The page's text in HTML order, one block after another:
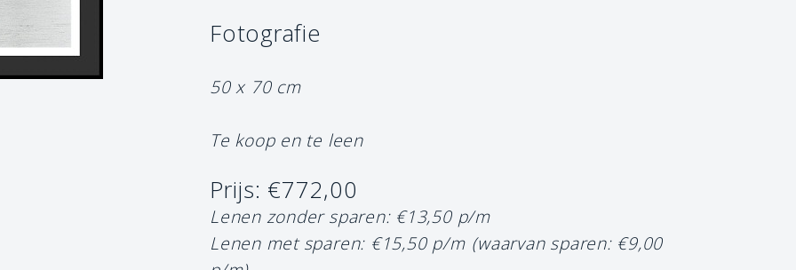
Fotografie
50 x 70 cm
Te koop en te leen
Prijs: €772,00
Lenen zonder sparen: €13,50 p/m
Lenen met sparen: €15,50 p/m (waarvan sparen: €9,00